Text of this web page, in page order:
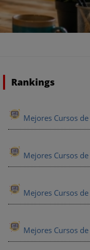
digital
y
Rankings
Mejores Cursos de
Mejores Cursos de
Mejores Cursos de
Mejores Cursos de